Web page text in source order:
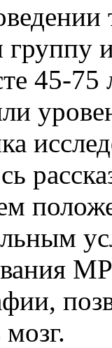
группу
45-